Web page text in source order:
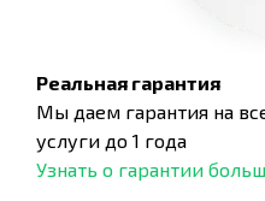
Реальная гарантия
Мы даем гарантия на
услуги до 1 года
Узнать о гарантии